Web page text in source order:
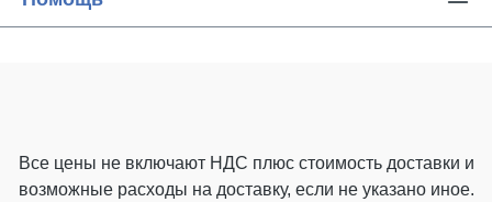
Все цены не включают НДС плюс стоимость доставки и
возможные расходы на доставку, если не указано иное.